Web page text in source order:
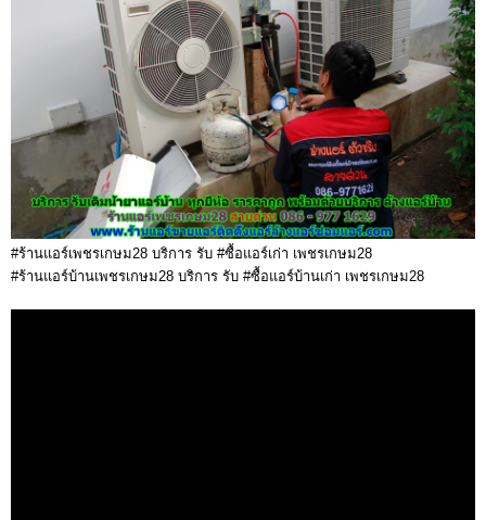
#ร้านแอร์เพชรเกษม28 บริการ รับ #ซื้อแอร์เก่า เพชรเกษม28
#ร้านแอร์บ้านเพชรเกษม28 บริการ รับ #ซื้อแอร์บ้านเก่า เพชรเกษม28